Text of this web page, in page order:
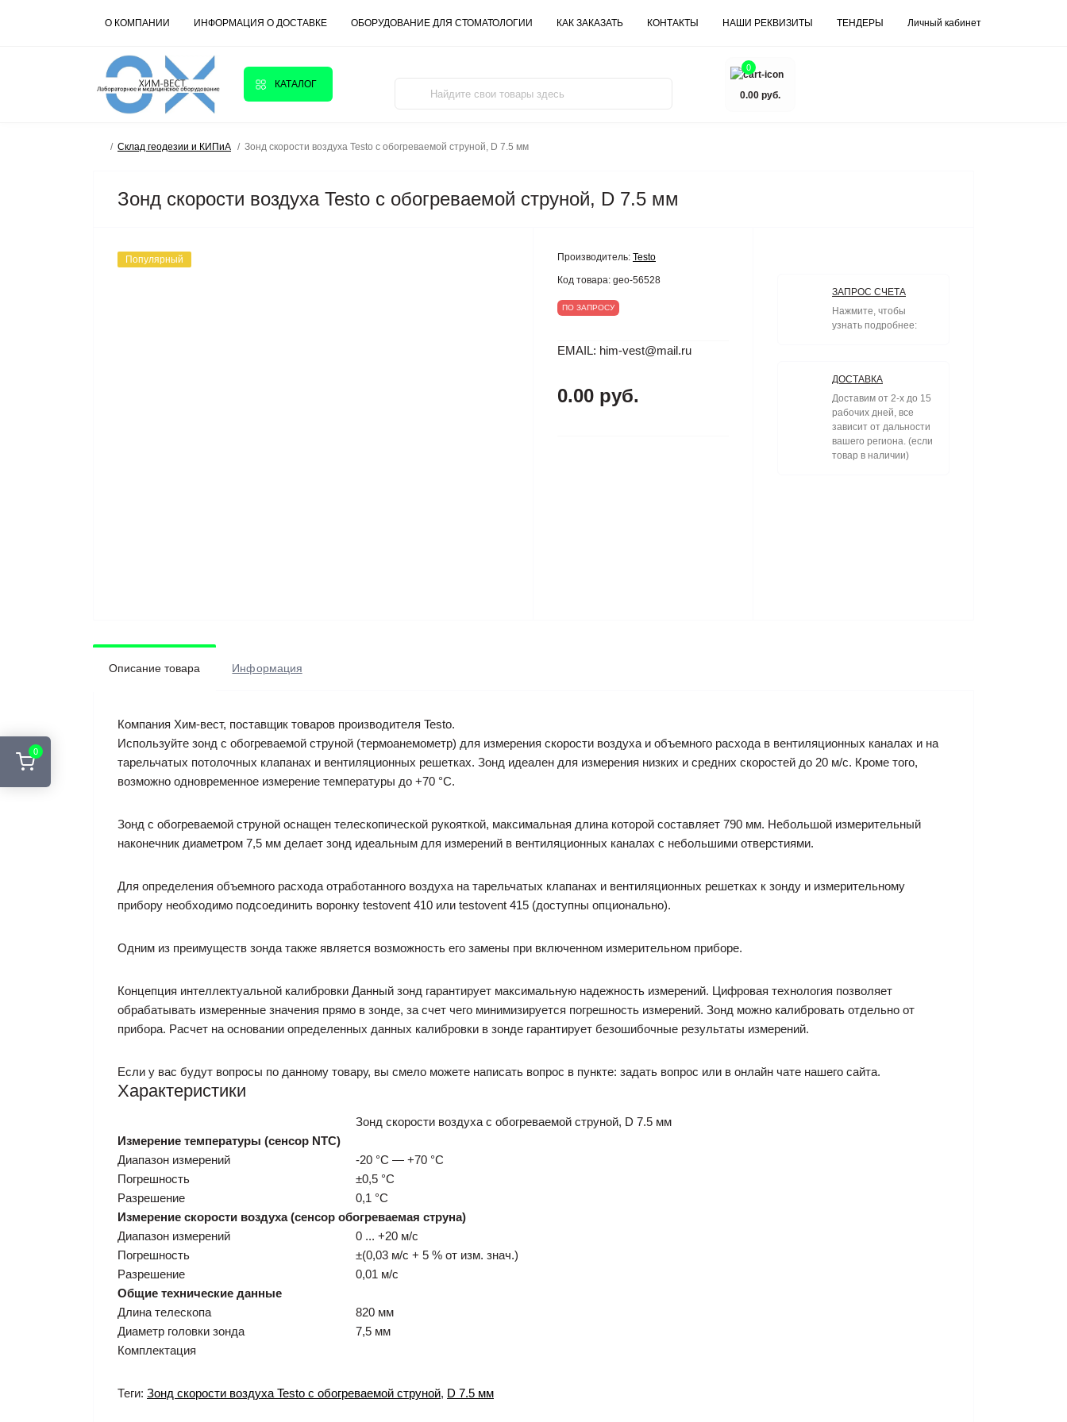
0
О КОМПАНИИ ИНФОРМАЦИЯ О ДОСТАВКЕ ОБОРУДОВАНИЕ ДЛЯ СТОМАТОЛОГИИ КАК ЗАКАЗАТЬ КОНТАКТЫ НАШИ РЕКВИЗИТЫ ТЕНДЕРЫ Личный кабинет
КАТАЛОГ
0
0.00 руб.
Склад геодезии и КИПиА Зонд скорости воздуха Testo с обогреваемой струной, D 7.5 мм
Зонд скорости воздуха Testo с обогреваемой струной, D 7.5 мм
Популярный Производитель: Testo
Код товара: geo-56528
ПО ЗАПРОСУ
EMAIL: him-vest@mail.ru
0.00 руб.
ЗАПРОС СЧЕТА
Нажмите, чтобы
узнать подробнее:
ДОСТАВКА
Доставим от 2-х до 15
рабочих дней, все
зависит от дальности
вашего региона. (если
товар в наличии)
Описание товара Информация
Компания Хим-вест, поставщик товаров производителя Testo.
Используйте зонд с обогреваемой струной (термоанемометр) для измерения скорости воздуха и объемного расхода в вентиляционных каналах и на
тарельчатых потолочных клапанах и вентиляционных решетках. Зонд идеален для измерения низких и средних скоростей до 20 м/с. Кроме того,
возможно одновременное измерение температуры до +70 °С.
Зонд с обогреваемой струной оснащен телескопической рукояткой, максимальная длина которой составляет 790 мм. Небольшой измерительный
наконечник диаметром 7,5 мм делает зонд идеальным для измерений в вентиляционных каналах с небольшими отверстиями.
Для определения объемного расхода отработанного воздуха на тарельчатых клапанах и вентиляционных решетках к зонду и измерительному
прибору необходимо подсоединить воронку testovent 410 или testovent 415 (доступны опционально).
Одним из преимуществ зонда также является возможность его замены при включенном измерительном приборе.
Концепция интеллектуальной калибровки Данный зонд гарантирует максимальную надежность измерений. Цифровая технология позволяет
обрабатывать измеренные значения прямо в зонде, за счет чего минимизируется погрешность измерений. Зонд можно калибровать отдельно от
прибора. Расчет на основании определенных данных калибровки в зонде гарантирует безошибочные результаты измерений.
Если у вас будут вопросы по данному товару, вы смело можете написать вопрос в пункте: задать вопрос или в онлайн чате нашего сайта.
Характеристики
Зонд скорости воздуха с обогреваемой струной, D 7.5 мм
Измерение температуры (сенсор NTC)
Диапазон измерений
-20 °C — +70 °C
Погрешность
±0,5 °C
Разрешение
0,1 °C
Измерение скорости воздуха (сенсор обогреваемая струна)
Диапазон измерений
0 ... +20 м/с
Погрешность
±(0,03 м/с + 5 % от изм. знач.)
Разрешение
0,01 м/с
Общие технические данные
Длина телескопа
820 мм
Диаметр головки зонда
7,5 мм
Комплектация
Теги: Зонд скорости воздуха Testo с обогреваемой струной, D 7.5 мм